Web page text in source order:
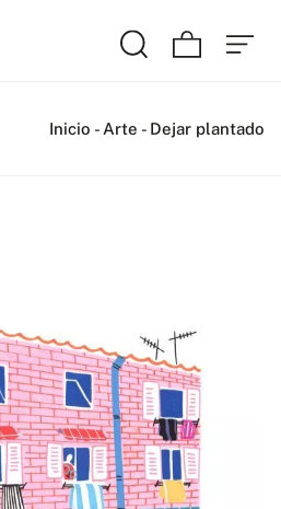
Inicio - Arte - Dejar plantado